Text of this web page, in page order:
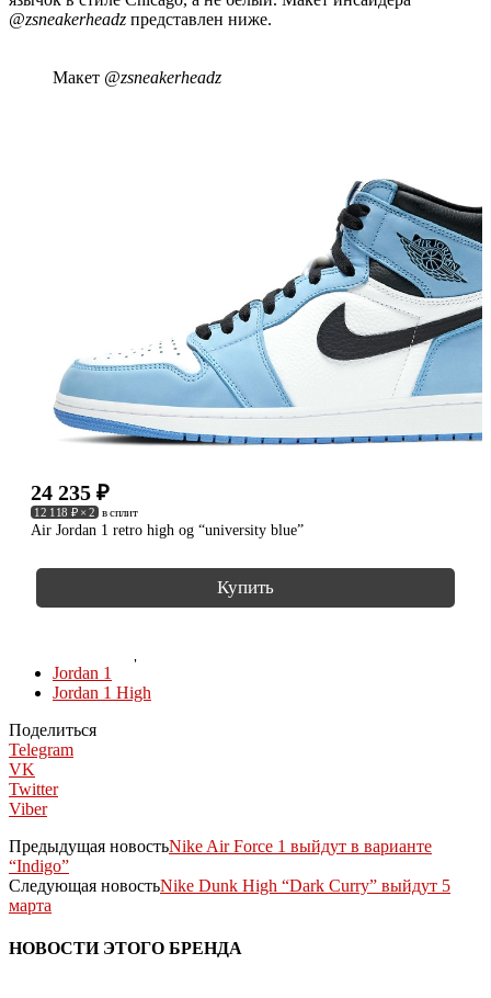
@zsneakerheadz представлен ниже.
Макет @zsneakerheadz
Air Jordan 1 retro high og “university blue”
24 235 ₽
12 118 ₽ × 2 в сплит
Купить
Jordan 1
Jordan 1 High
Поделиться
Telegram
VK
Twitter
Viber
Предыдущая новостьNike Air Force 1 выйдут в варианте
“Indigo”
Следующая новостьNike Dunk High “Dark Curry” выйдут 5
марта
НОВОСТИ ЭТОГО БРЕНДА